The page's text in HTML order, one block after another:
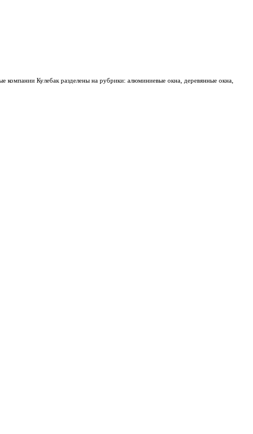
компании Кулебак разделены на рубрики: алюминиевые окна, деревянные окна,